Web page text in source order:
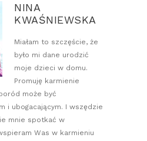
NINA
KWAŚNIEWSKA
Miałam to szczęście, że
było mi dane urodzić
moje dzieci w domu.
Promuję karmienie
może być
i ubogacającym. I wszędzie
mnie spotkać w
Was w karmieniu